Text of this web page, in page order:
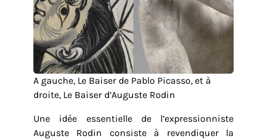
A gauche, Le Baiser de Pablo Picasso, et à
droite, Le Baiser d’Auguste Rodin
Une idée essentielle de l’expressionniste
Auguste Rodin consiste à revendiquer la